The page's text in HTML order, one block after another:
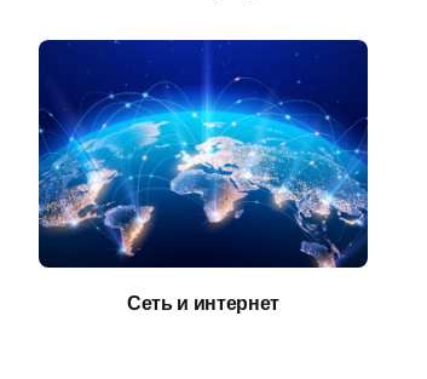
Сеть и интернет